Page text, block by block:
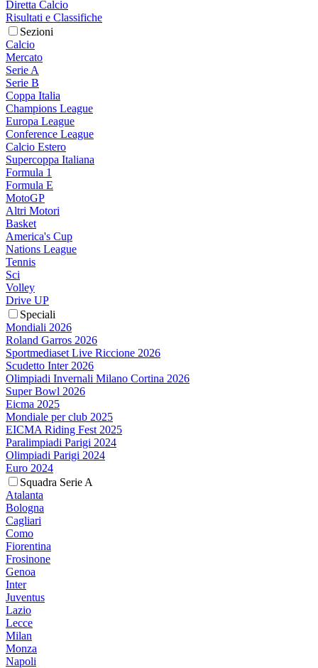
Diretta Calcio
Risultati e Classifiche
Sezioni
Calcio
Mercato
Serie A
Serie B
Coppa Italia
Champions League
Europa League
Conference League
Calcio Estero
Supercoppa Italiana
Formula 1
Formula E
MotoGP
Altri Motori
Basket
America's Cup
Nations League
Tennis
Sci
Volley
Drive UP
Speciali
Mondiali 2026
Roland Garros 2026
Sportmediaset Live Riccione 2026
Scudetto Inter 2026
Olimpiadi Invernali Milano Cortina 2026
Super Bowl 2026
Eicma 2025
Mondiale per club 2025
EICMA Riding Fest 2025
Paralimpiadi Parigi 2024
Olimpiadi Parigi 2024
Euro 2024
Squadra Serie A
Atalanta
Bologna
Cagliari
Como
Fiorentina
Frosinone
Genoa
Inter
Juventus
Lazio
Lecce
Milan
Monza
Napoli